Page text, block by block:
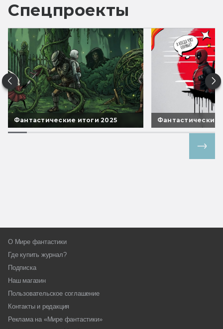
Спецпроекты
Фантастические итоги 2025 Фантастические
О Мире фантастики
Где купить журнал?
Подписка
Наш магазин
Пользовательское соглашение
Контакты и редакция
Реклама на «Мире фантастики»